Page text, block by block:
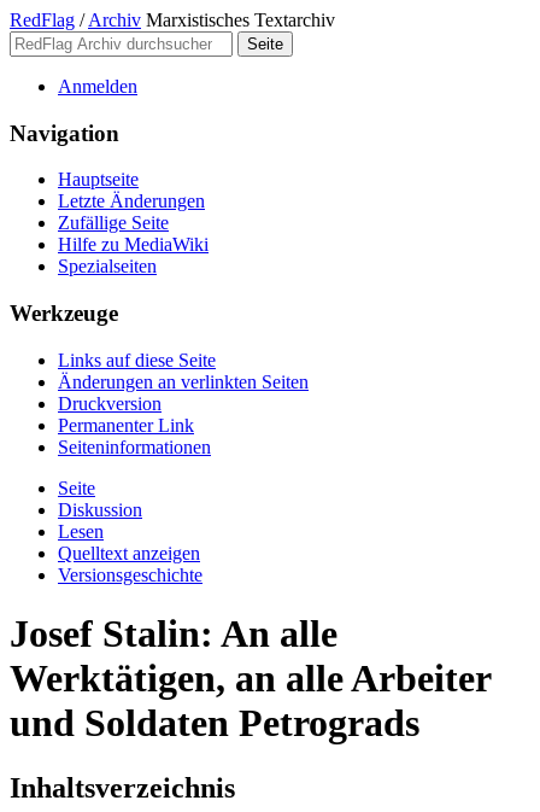
RedFlag / Archiv Marxistisches Textarchiv
Anmelden
Navigation
Hauptseite
Letzte Änderungen
Zufällige Seite
Hilfe zu MediaWiki
Spezialseiten
Werkzeuge
Links auf diese Seite
Änderungen an verlinkten Seiten
Druckversion
Permanenter Link
Seiten­­informationen
Seite
Diskussion
Lesen
Quelltext anzeigen
Versionsgeschichte
Josef Stalin: An alle
Werktätigen, an alle Arbeiter
und Soldaten Petrograds
Inhaltsverzeichnis